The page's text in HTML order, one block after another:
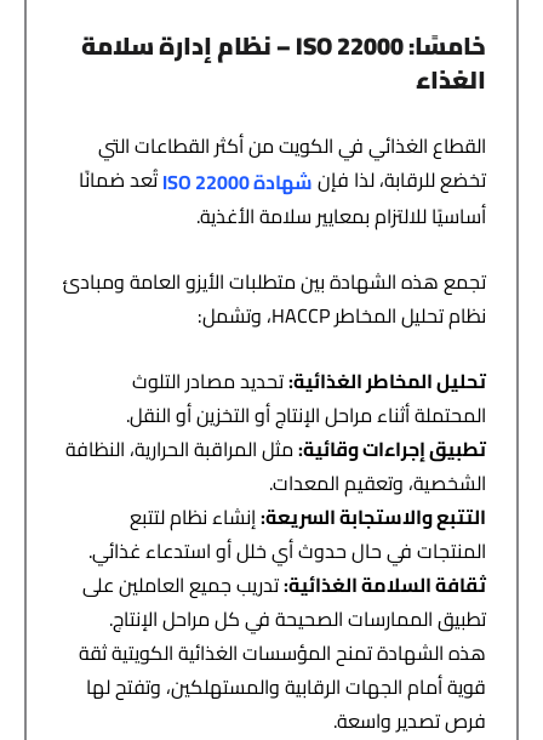
خامسًا: ISO 22000 – نظام إدارة سلامة
الغذاء
القطاع الغذائي في الكويت من أكثر القطاعات التي
تخضع للرقابة، لذا فإنشهادة
تُعد ضمانًا
أساسيًا للالتزام بمعايير سلامة الأغذية.
تجمع هذه الشهادة بين متطلبات الأيزو العامة ومبادئ
نظام تحليل المخاطر HACCP، وتشمل:
تحليل المخاطر الغذائية:تحديد مصادر التلوث
المحتملة أثناء مراحل الإنتاج أو التخزين أو النقل.
تطبيق إجراءات وقائية:مثل المراقبة الحرارية، النظافة
الشخصية، وتعقيم المعدات.
التتبع والاستجابة السريعة:إنشاء نظام لتتبع
المنتجات في حال حدوث أي خلل أو استدعاء غذائي.
ثقافة السلامة الغذائية:تدريب جميع العاملين على
تطبيق الممارسات الصحيحة في كل مراحل الإنتاج.
هذه الشهادة تمنح المؤسسات الغذائية الكويتية ثقة
قوية أمام الجهات الرقابية والمستهلكين، وتفتح لها
فرص تصدير واسعة.